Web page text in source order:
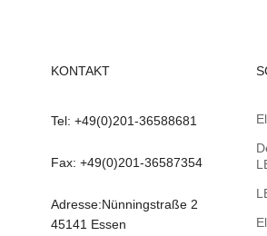
KONTAKT
Tel: +49(0)201-36588681
Fax: +49(0)201-36587354
Adresse:Nünningstraße 2
45141 Essen